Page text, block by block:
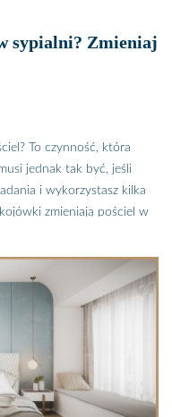
sypialni? Zmieniaj
To czynność, która
jednak tak być, jeśli
i wykorzystasz kilka
zmieniają pościel w
w sypialni. Czy wiesz,
pościel w kilku
pokojówka
pościelić łóżko w
i z męcz się nigdy